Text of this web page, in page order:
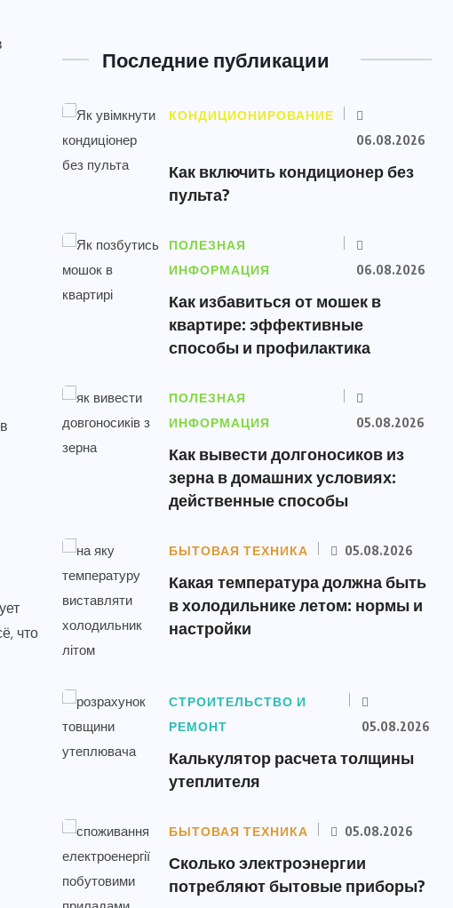
что
Последние публикации
КОНДИЦИОНИРОВАНИЕ
06.08.2026
Как включить кондиционер без
пульта?
ПОЛЕЗНАЯ
ИНФОРМАЦИЯ
06.08.2026
Как избавиться от мошек в
квартире: эффективные
способы и профилактика
ПОЛЕЗНАЯ
ИНФОРМАЦИЯ
05.08.2026
Как вывести долгоносиков из
зерна в домашних условиях:
действенные способы
БЫТОВАЯ ТЕХНИКА 05.08.2026
Какая температура должна быть
в холодильнике летом: нормы и
настройки
СТРОИТЕЛЬСТВО И
РЕМОНТ
05.08.2026
Калькулятор расчета толщины
утеплителя
БЫТОВАЯ ТЕХНИКА 05.08.2026
Сколько электроэнергии
потребляют бытовые приборы?